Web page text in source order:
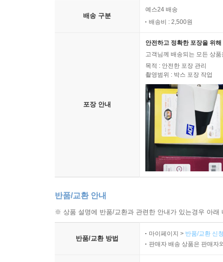
배송 구분
예스24 배송
배송비 : 2,500원
포장 안내
안전하고 정확한 포장을 위
고객님께 배송되는 모든 상
목적 : 안전한 포장 관리
촬영범위 : 박스 포장 작업
반품/교환 안내
※ 상품 설명에 반품/교환과 관련한 안내가 있는경우 아
반품/교환 방법
마이페이지 > 반품/교환 신
판매자 배송 상품은 판매자